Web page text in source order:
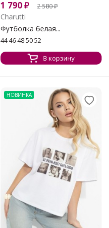
1 790₽ 2 580₽
Charutti
Футболка белая...
44 46 48 50 52
В корзину
НОВИНКА